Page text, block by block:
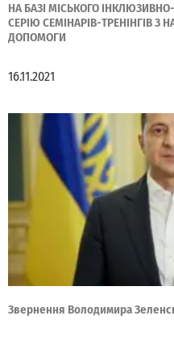
НА БАЗІ МІСЬКОГО
СЕРІЮ СЕМІНАРІВ-ТРЕНІНГІВ
ДОПОМОГИ
16.11.2021
Звернення Володимира